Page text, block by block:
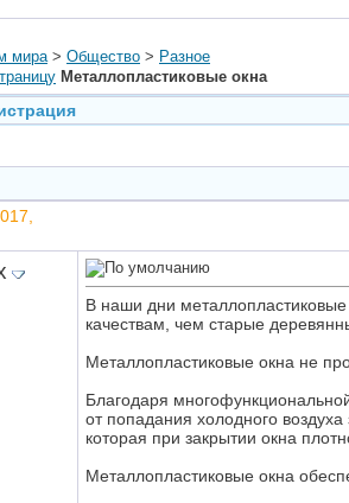
мира > Общество > Разное
Металлопластиковые окна
В наши дни
качествам, чем старые
Металлопластиковые окна не
Благодаря
от попадания холодного
которая при закрытии окна
Металлопластиковые окна